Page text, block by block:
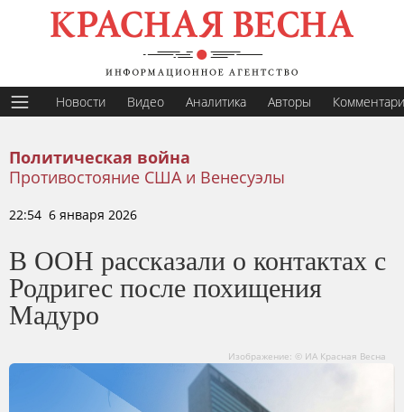
Новости Видео Аналитика Авторы
Политическая война
Противостояние США и Венесуэлы
22:54 6 января 2026
В ООН рассказали о контактах с
Родригес после похищения
Мадуро
Изображение: © ИА Красная Весна